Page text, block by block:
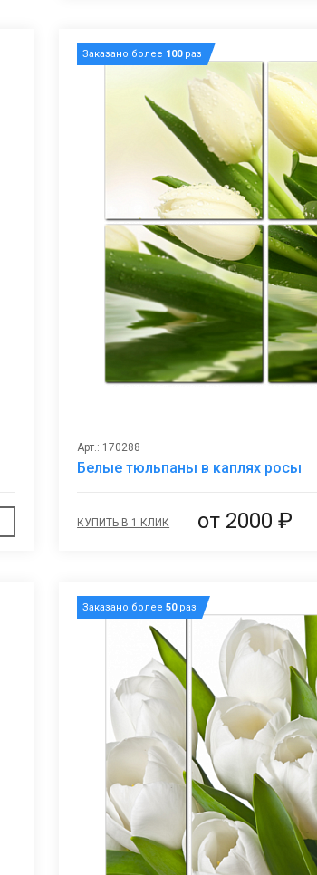
избранное
Заказано более 100раз
Арт.: 170288
Белые тюльпаны в каплях росы
КУПИТЬ В 1 КЛИК от 2000 ₽
Заказано более50раз